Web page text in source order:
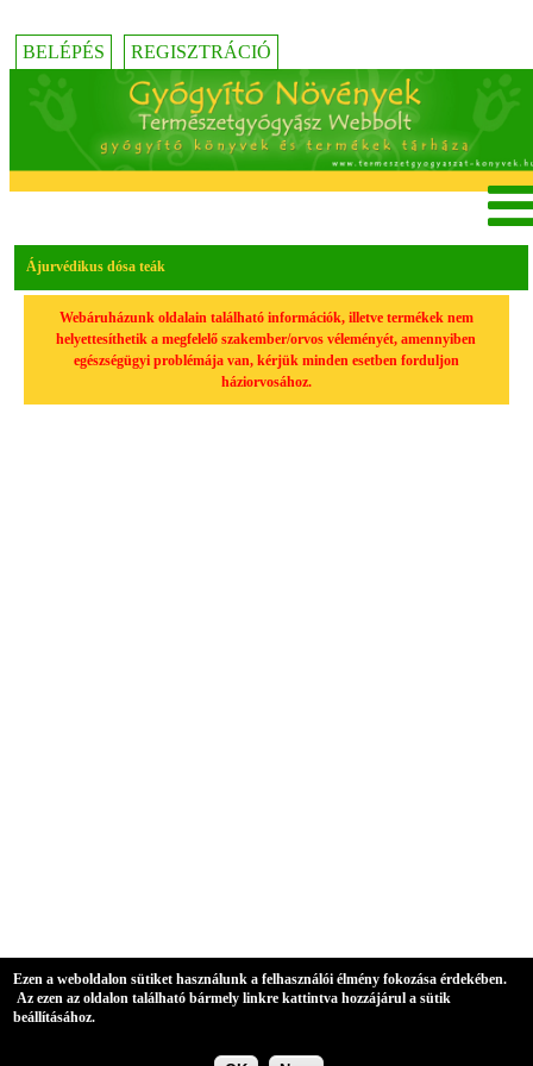
BELÉPÉS REGISZTRÁCIÓ
Ájurvédikus dósa teák
Webáruházunk oldalain található információk, illetve termékek nem
helyettesíthetik a megfelelő szakember/orvos véleményét, amennyiben
egészségügyi problémája van, kérjük minden esetben forduljon
háziorvosához.
Ezen a weboldalon sütiket használunk a felhasználói élmény fokozása érdekében.
Az ezen az oldalon található bármely linkre kattintva hozzájárul a sütik
beállításához.